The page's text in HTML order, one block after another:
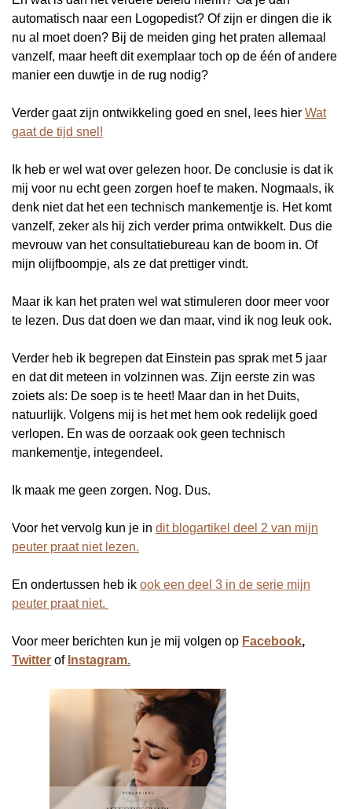
automatisch naar een Logopedist? Of zijn er dingen die ik
nu al moet doen? Bij de meiden ging het praten allemaal
vanzelf, maar heeft dit exemplaar toch op de één of andere
manier een duwtje in de rug nodig?
Verder gaat zijn ontwikkeling goed en snel, lees hier Wat
gaat de tijd snel!
Ik heb er wel wat over gelezen hoor. De conclusie is dat ik
mij voor nu echt geen zorgen hoef te maken. Nogmaals, ik
denk niet dat het een technisch mankementje is. Het komt
vanzelf, zeker als hij zich verder prima ontwikkelt. Dus die
mevrouw van het consultatiebureau kan de boom in. Of
mijn olijfboompje, als ze dat prettiger vindt.
Maar ik kan het praten wel wat stimuleren door meer voor
te lezen. Dus dat doen we dan maar, vind ik nog leuk ook.
Verder heb ik begrepen dat Einstein pas sprak met 5 jaar
en dat dit meteen in volzinnen was. Zijn eerste zin was
zoiets als: De soep is te heet! Maar dan in het Duits,
natuurlijk. Volgens mij is het met hem ook redelijk goed
verlopen. En was de oorzaak ook geen technisch
mankementje, integendeel.
Ik maak me geen zorgen. Nog. Dus.
Voor het vervolg kun je in dit blogartikel deel 2 van mijn
peuter praat niet lezen.
En ondertussen heb ik ook een deel 3 in de serie mijn
peuter praat niet.
Voor meer berichten kun je mij volgen op Facebook,
Twitter of Instagram.